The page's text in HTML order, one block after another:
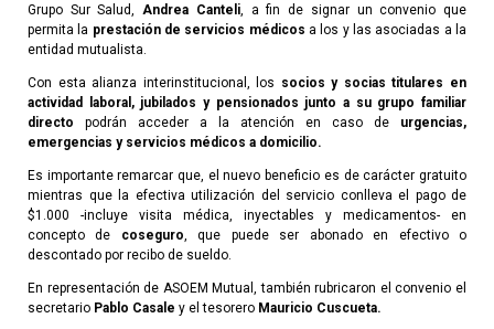
Grupo Sur Salud,Andrea Canteli, a fin de signar un convenio que
permita la prestación de servicios médicos a los y las asociadas a la
entidad mutualista.
Con esta alianza interinstitucional, los socios y socias titulares en
actividad laboral, jubilados y pensionados junto a su grupo familiar
directo podrán acceder a la atención en caso de urgencias,
emergencias y servicios médicos a domicilio.
Es importante remarcar que, el nuevo beneficio es de carácter gratuito
mientras que la efectiva utilización del servicio conlleva el pago de
$1.000 -incluye visita médica, inyectables y medicamentos- en
concepto de coseguro, que puede ser abonado en efectivo o
descontado por recibo de sueldo.
En representación de ASOEM Mutual, también rubricaron el convenio el
secretario Pablo Casale y el tesorero Mauricio Cuscueta.